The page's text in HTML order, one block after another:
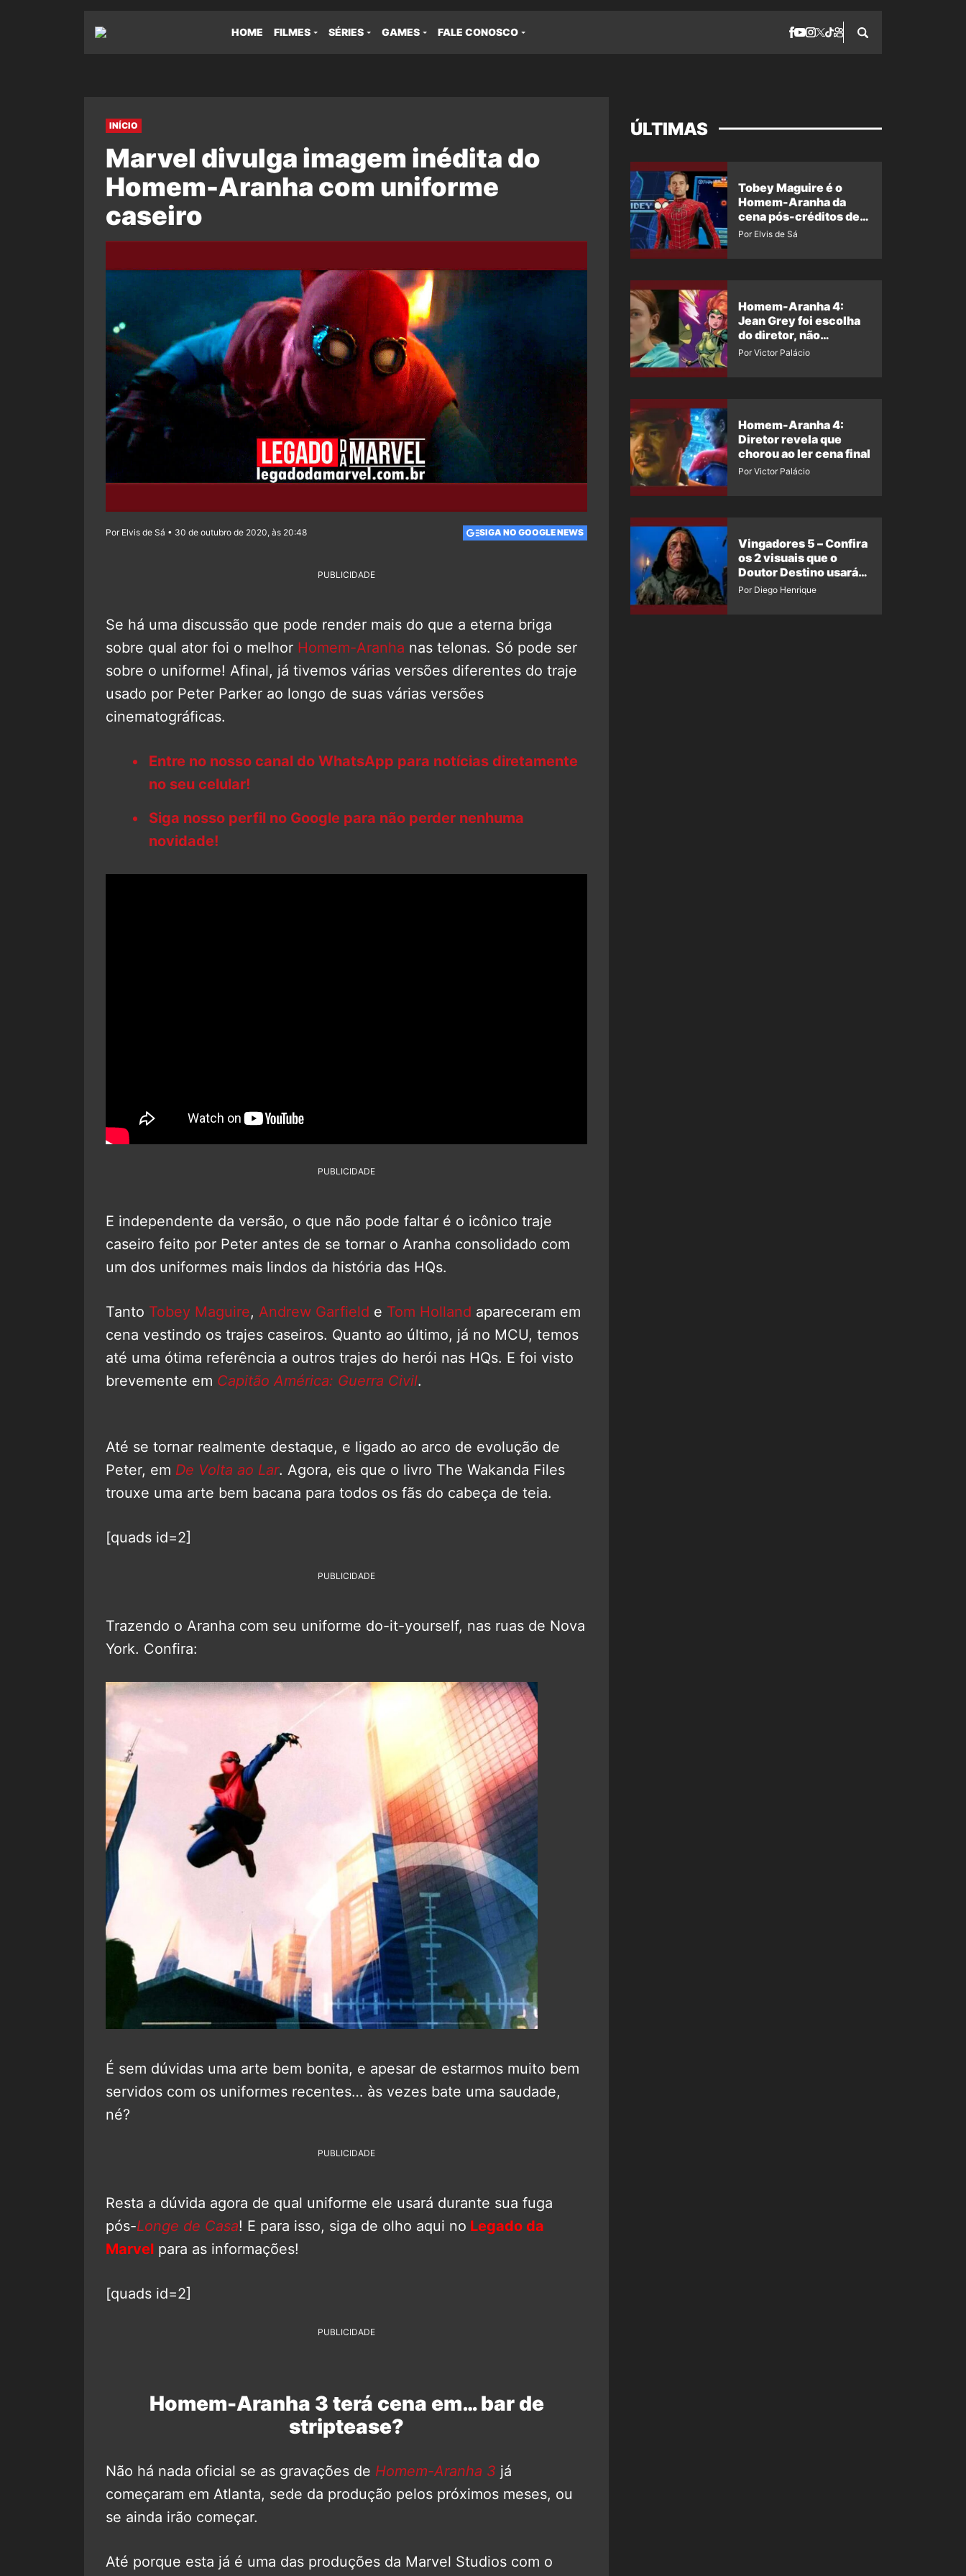
HOME FILMES SÉRIES GAMES FALE CONOSCO
INÍCIO
Marvel divulga imagem inédita do
Homem-Aranha com uniforme
caseiro
Por Elvis de Sá • 30 de outubro de 2020, às 20:48 SIGA NO GOOGLE NEWS
PUBLICIDADE
Se há uma discussão que pode render mais do que a eterna briga
sobre qual ator foi o melhor Homem-Aranha nas telonas. Só pode ser
sobre o uniforme! Afinal, já tivemos várias versões diferentes do traje
usado por Peter Parker ao longo de suas várias versões
cinematográficas.
Entre no nosso canal do WhatsApp para notícias diretamente
no seu celular!
Siga nosso perfil no Google para não perder nenhuma
novidade!
PUBLICIDADE
E independente da versão, o que não pode faltar é o icônico traje
caseiro feito por Peter antes de se tornar o Aranha consolidado com
um dos uniformes mais lindos da história das HQs.
Tanto Tobey Maguire, Andrew Garfield e Tom Holland apareceram em
cena vestindo os trajes caseiros. Quanto ao último, já no MCU, temos
até uma ótima referência a outros trajes do herói nas HQs. E foi visto
brevemente em Capitão América: Guerra Civil.
Até se tornar realmente destaque, e ligado ao arco de evolução de
Peter, em De Volta ao Lar. Agora, eis que o livro The Wakanda Files
trouxe uma arte bem bacana para todos os fãs do cabeça de teia.
[quads id=2]
PUBLICIDADE
Trazendo o Aranha com seu uniforme do-it-yourself, nas ruas de Nova
York. Confira:
É sem dúvidas uma arte bem bonita, e apesar de estarmos muito bem
servidos com os uniformes recentes… às vezes bate uma saudade,
né?
PUBLICIDADE
Resta a dúvida agora de qual uniforme ele usará durante sua fuga
pós-Longe de Casa! E para isso, siga de olho aqui no Legado da
Marvel para as informações!
[quads id=2]
PUBLICIDADE
Homem-Aranha 3 terá cena em… bar de
striptease?
Não há nada oficial se as gravações de Homem-Aranha 3 já
começaram em Atlanta, sede da produção pelos próximos meses, ou
se ainda irão começar.
Até porque esta já é uma das produções da Marvel Studios com o
ÚLTIMAS
Tobey Maguire é o
Homem-Aranha da
cena pós-créditos de
Um Novo Dia?
Por Elvis de Sá
Homem-Aranha 4:
Jean Grey foi escolha
do diretor, não
imposição da Marvel
Por Victor Palácio
Homem-Aranha 4:
Diretor revela que
chorou ao ler cena final
Por Victor Palácio
Vingadores 5 – Confira
os 2 visuais que o
Doutor Destino usará
no filme
Por Diego Henrique